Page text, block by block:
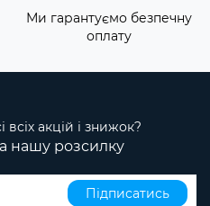
Ми гарантуємо безпечну
оплату
всіх акцій і знижок?
нашу розсилку
Підписатись